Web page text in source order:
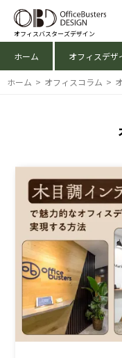
オフィスバスターズデザイン
ホーム オフィスデザ
ホーム > オフィスコラム >